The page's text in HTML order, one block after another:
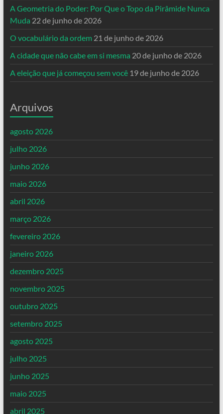
A Geometria do Poder: Por Que o Topo da Pirâmide Nunca
Muda 22 de junho de 2026
O vocabulário da ordem 21 de junho de 2026
A cidade que não cabe em si mesma 20 de junho de 2026
A eleição que já começou sem você 19 de junho de 2026
Arquivos
agosto 2026
julho 2026
junho 2026
maio 2026
abril 2026
março 2026
fevereiro 2026
janeiro 2026
dezembro 2025
novembro 2025
outubro 2025
setembro 2025
agosto 2025
julho 2025
junho 2025
maio 2025
abril 2025